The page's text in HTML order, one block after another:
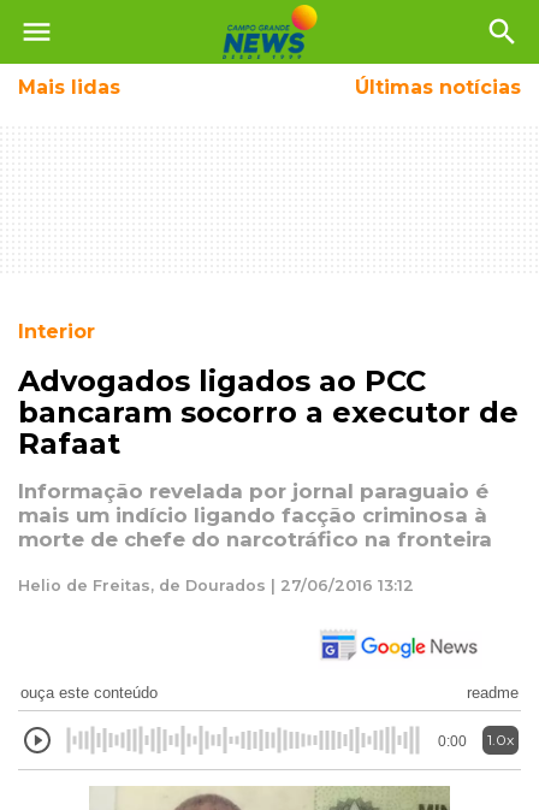
menu search
Mais lidas Últimas notícias
Interior
Advogados ligados ao PCC
bancaram socorro a executor de
Rafaat
Informação revelada por jornal paraguaio é
mais um indício ligando facção criminosa à
morte de chefe do narcotráfico na fronteira
Helio de Freitas, de Dourados | 27/06/2016 13:12
ouça este conteúdo readme
0:00 1.0x